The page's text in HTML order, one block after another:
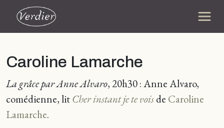
Caroline Lamarche
La grâce par Anne Alvaro, 20h30 : Anne Alvaro,
comédienne, litCher instant je te voisde Caroline
Lamarche.